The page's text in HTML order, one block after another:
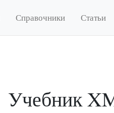
Справочники Статьи
Учебник